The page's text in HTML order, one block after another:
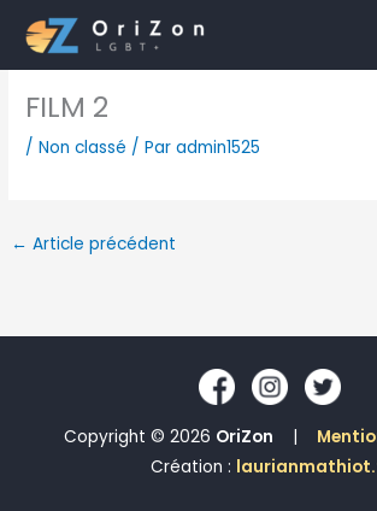
contenu
FILM 2
/Non classé / Paradmin1525
← Article précédent
Copyright © 2026 OriZon |
Création :